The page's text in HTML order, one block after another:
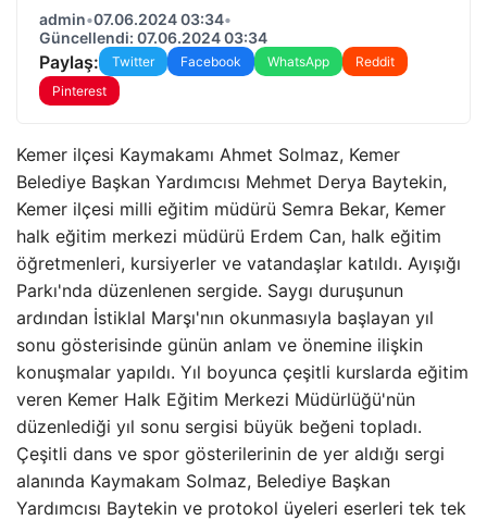
admin•07.06.2024 03:34•
Güncellendi: 07.06.2024 03:34
Paylaş: Twitter Facebook WhatsApp
Reddit
Pinterest
Kemer ilçesi Kaymakamı Ahmet Solmaz, Kemer
Belediye Başkan Yardımcısı Mehmet Derya Baytekin,
Kemer ilçesi milli eğitim müdürü Semra Bekar, Kemer
halk eğitim merkezi müdürü Erdem Can, halk eğitim
öğretmenleri, kursiyerler ve vatandaşlar katıldı. Ayışığı
Parkı'nda düzenlenen sergide. Saygı duruşunun
ardından İstiklal Marşı'nın okunmasıyla başlayan yıl
sonu gösterisinde günün anlam ve önemine ilişkin
konuşmalar yapıldı. Yıl boyunca çeşitli kurslarda eğitim
veren Kemer Halk Eğitim Merkezi Müdürlüğü'nün
düzenlediği yıl sonu sergisi büyük beğeni topladı.
Çeşitli dans ve spor gösterilerinin de yer aldığı sergi
alanında Kaymakam Solmaz, Belediye Başkan
Yardımcısı Baytekin ve protokol üyeleri eserleri tek tek